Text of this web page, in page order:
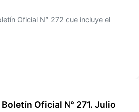
Oficial N° 272 que incluye el
Boletín Oficial N° 271. Julio